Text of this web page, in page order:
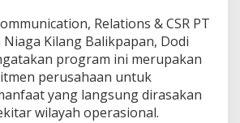
Relations & CSR PT
Kilang Balikpapan, Dodi
program ini merupakan
perusahaan untuk
yang langsung dirasakan
wilayah operasional.